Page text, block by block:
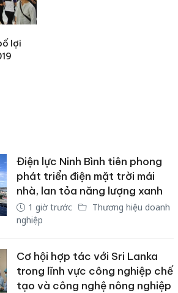
lợi
Điện lực Ninh Bình tiên phong
phát triển điện mặt trời mái
nhà, lan tỏa năng lượng xanh
1 giờ trước
Thương hiệu doanh
nghiệp
Cơ hội hợp tác với Sri Lanka
trong lĩnh vực công nghiệp chế
tạo và công nghệ nông nghiệp